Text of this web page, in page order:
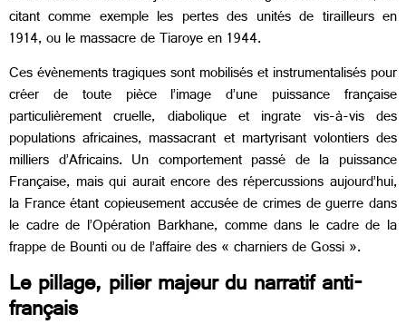
citant comme exemple les pertes des unités de tirailleurs en
1914, ou le massacre de Tiaroye en 1944.
Ces évènements tragiques sont mobilisés et instrumentalisés pour
créer de toute pièce l’image d’une puissance française
particulièrement cruelle, diabolique et ingrate vis-à-vis des
populations africaines, massacrant et martyrisant volontiers des
milliers d’Africains. Un comportement passé de la puissance
Française, mais qui aurait encore des répercussions aujourd’hui,
la France étant copieusement accusée de crimes de guerre dans
le cadre de l’Opération Barkhane, comme dans le cadre de la
frappe de Bounti ou de l’affaire des « charniers de Gossi ».
Le pillage, pilier majeur du narratif anti-
français